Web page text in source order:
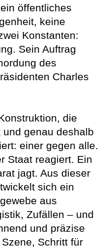
öffentliches
keine
Konstanten:
Sein Auftrag
des
Charles
die
genau deshalb
einer gegen alle.
Staat reagiert. Ein
jagt. Aus dieser
sich ein
aus
Zufällen – und
und präzise
Schritt für